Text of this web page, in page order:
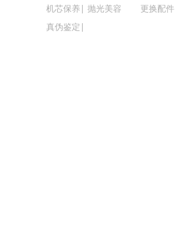
辽宁省本
辽宁省沈
辽宁省沈
北京市朝
机芯保养 抛光美容 更换配件
真伪鉴定